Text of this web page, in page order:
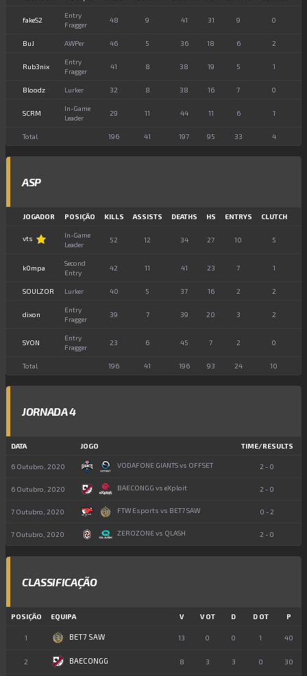
fakeS2
Entry
Fragger
48 9 41 31 9 0
BuJ AWPer 46 5 36 18 6 2
Rub3nix
Entry
Fragger
41 8 38 19 5 1
Bloodz Lurker 32 8 38 16 7 0
SCRM
In-Game
Leader
29 11 44 11 6 1
Total 196 41 197 95 33 4
ASP
JOGADOR POSIÇÃO KILLS ASSISTS DEATHS HS ENTRYS CLUTCH
vts
In-Game
Leader
52 12 34 27 10 5
k0mpa
Second
Entry
42 11 41 23 7 1
SOULZOR Lurker 40 5 37 16 2 2
dixon
Entry
Fragger
39 7 39 20 3 2
SYON
Entry
Fragger
23 6 45 7 2 0
Total 196 41 196 93 24 10
JORNADA 4
DATA JOGO TIME/RESULTS
6 Outubro, 2020 VODAFONE GIANTS vs OFFSET 2 - 0
6 Outubro, 2020 BAECONGG vs eXploit 2 - 0
7 Outubro, 2020 FTW Esports vs BET7 SAW 0 - 2
7 Outubro, 2020 ZEROZONE vs QLASH 2 - 0
CLASSIFICAÇÃO
POSIÇÃO EQUIPA V V OT D D OT P
1 BET7 SAW 13 0 0 1 40
2 BAECONGG 8 3 3 0 30